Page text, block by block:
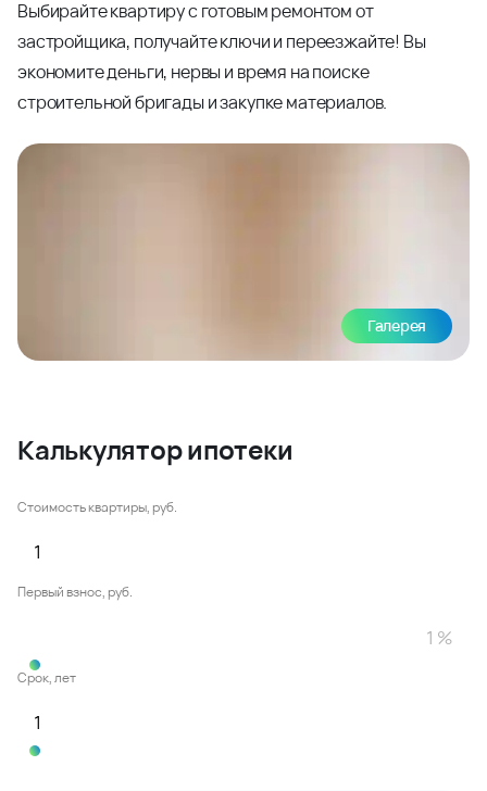
Выбирайте квартиру с готовым ремонтом от
застройщика, получайте ключи и переезжайте! Вы
экономите деньги, нервы и время на поиске
строительной бригады и закупке материалов.
Галерея
Калькулятор ипотеки
Стоимость квартиры, руб.
Первый взнос, руб.
Срок, лет